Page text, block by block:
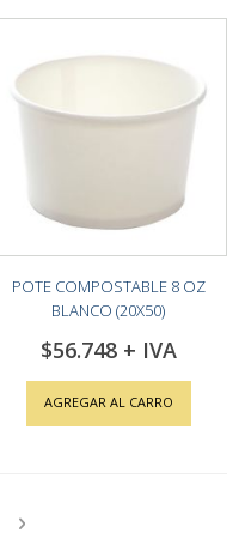
POTE COMPOSTABLE 8 OZ
BLANCO (20X50)
$56.748
AGREGAR AL CARRO
estás leyendo la página
Página
Siguiente